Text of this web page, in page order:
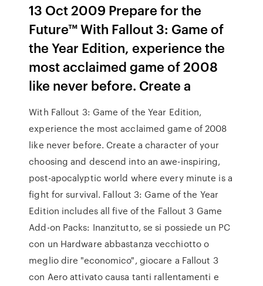
13 Oct 2009 Prepare for the
Future™ With Fallout 3: Game of
the Year Edition, experience the
most acclaimed game of 2008
like never before. Create a
With Fallout 3: Game of the Year Edition,
experience the most acclaimed game of 2008
like never before. Create a character of your
choosing and descend into an awe-inspiring,
post-apocalyptic world where every minute is a
fight for survival. Fallout 3: Game of the Year
Edition includes all five of the Fallout 3 Game
Add-on Packs: Inanzitutto, se si possiede un PC
con un Hardware abbastanza vecchiotto o
meglio dire "economico", giocare a Fallout 3
con Aero attivato causa tanti rallentamenti e